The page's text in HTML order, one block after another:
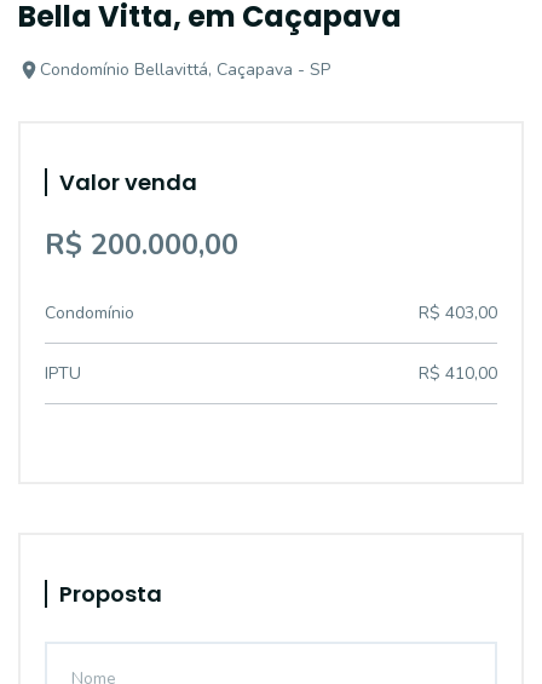
Bella Vitta, em Caçapava
Condomínio Bellavittá, Caçapava - SP
Valor venda
R$ 200.000,00
Condomínio R$ 403,00
IPTU R$ 410,00
Proposta